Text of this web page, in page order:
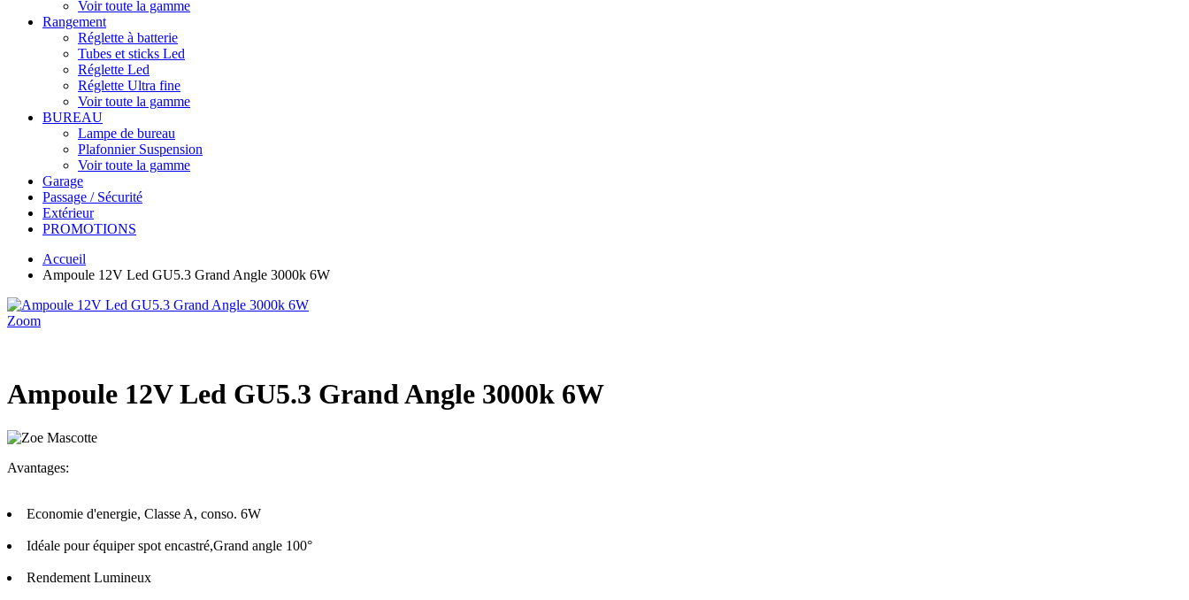
Voir toute la gamme
Rangement
Réglette à batterie
Tubes et sticks Led
Réglette Led
Réglette Ultra fine
Voir toute la gamme
BUREAU
Lampe de bureau
Plafonnier Suspension
Voir toute la gamme
Garage
Passage / Sécurité
Extérieur
PROMOTIONS
Accueil
Ampoule 12V Led GU5.3 Grand Angle 3000k 6W
Zoom
Ampoule 12V Led GU5.3 Grand Angle 3000k 6W
Avantages:
Economie d'energie, Classe A, conso. 6W
Idéale pour équiper spot encastré,Grand angle 100°
Rendement Lumineux